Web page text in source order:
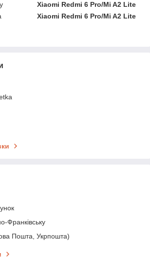
Xiaomi Redmi 6 Pro/Mi A2 Lite
Xiaomi Redmi 6 Pro/Mi A2 Lite
Франківську
Пошта, Укрпошта)